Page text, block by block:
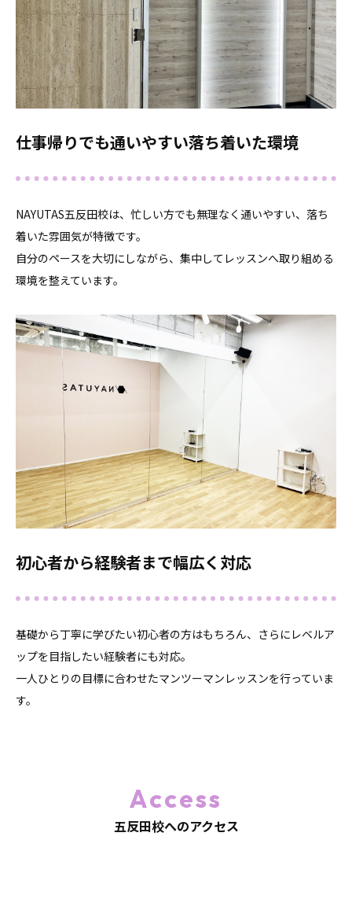
仕事帰りでも通いやすい落ち着いた環境
NAYUTAS五反田校は、忙しい方でも無理なく通いやすい、落ち
着いた雰囲気が特徴です。
自分のペースを大切にしながら、集中してレッスンへ取り組める
環境を整えています。
初心者から経験者まで幅広く対応
基礎から丁寧に学びたい初心者の方はもちろん、さらにレベルア
ップを目指したい経験者にも対応。
一人ひとりの目標に合わせたマンツーマンレッスンを行っていま
す。
Access
五反田校へのアクセス